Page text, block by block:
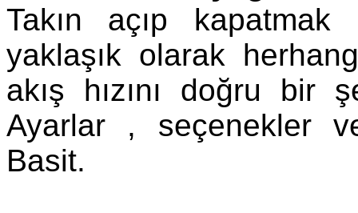
Takın açıp
yaklaşık olarak
akış hızını doğru bir
Ayarlar , seçenekler
Basit.